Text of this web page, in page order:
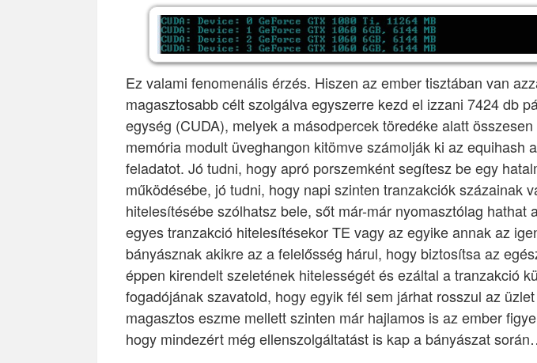
Ez valami fenomenális érzés. Hiszen az ember tisztában van
magasztosabb célt szolgálva egyszerre kezd el izzani 7424 db
egység (CUDA), melyek a másodpercek töredéke alatt
memória modult üveghangon kitömve számolják ki az equihash
feladatot. Jó tudni, hogy apró porszemként segítesz be egy
működésébe, jó tudni, hogy napi szinten tranzakciók százainak
hitelesítésébe szólhatsz bele, sőt már-már nyomasztólag hathat
egyes tranzakció hitelesítésekor TE vagy az egyike annak az
bányásznak akikre az a felelősség hárul, hogy biztosítsa az
éppen kirendelt szeletének hitelességét és ezáltal a tranzakció
fogadójának szavatold, hogy egyik fél sem járhat rosszul az
magasztos eszme mellett szinten már hajlamos is az ember
hogy mindezért még ellenszolgáltatást is kap a bányászat